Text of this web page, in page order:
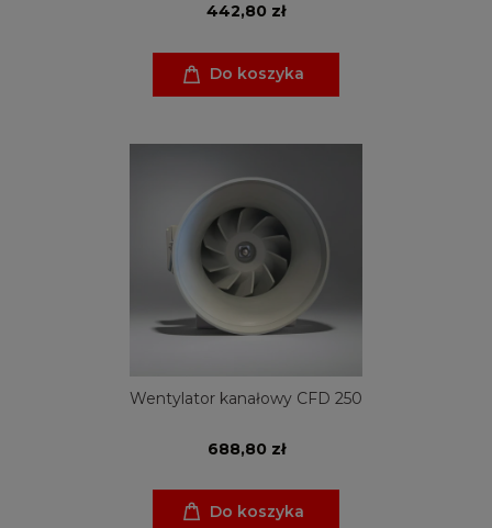
442,80 zł
Do koszyka
Wentylator kanałowy CFD 250
688,80 zł
Do koszyka